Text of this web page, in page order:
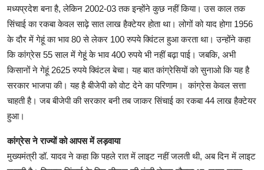
मध्यप्रदेश बना है, लेकिन 2002-03 तक इन्होंने कुछ नहीं किया। उस काल तक
सिंचाई का रकबा केवल साढ़े सात लाख हैक्टेयर होता था। लोगों को याद होगा 1956
के दौर में गेहूं का भाव 80 से लेकर 100 रुपये क्विंटल हुआ करता था। उन्होंने कहा
कि कांग्रेस 55 साल में गेहूं के भाव 400 रुपये भी नहीं बढ़ा पाई। जबकि, अभी
किसानों ने गेहूं 2625 रुपये क्विंटल बेचा। यह बात कांग्रेसियों को सुनाओ कि यह है
सरकार भाजपा की। यह है बीजेपी को वोट देने का परिणाम। कांग्रेस केवल सत्ता
चाहती है। जब बीजेपी की सरकार बनी तब जाकर सिंचाई का रकबा 44 लाख हैक्टेयर
हुआ।
कांग्रेस ने राज्यों को आपस में लड़वाया
मुख्यमंत्री डॉ. यादव ने कहा कि पहले रात में लाइट नहीं जलती थी, अब दिन में लाइट